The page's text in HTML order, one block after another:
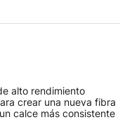
alto rendimiento
crear una nueva fibra
calce más consistente